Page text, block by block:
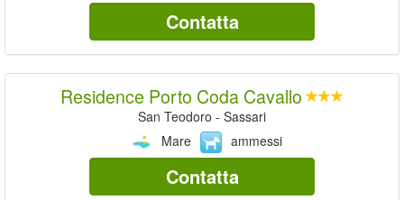
Contatta
Residence Porto Coda Cavallo
San Teodoro - Sassari
Mare
ammessi
Contatta